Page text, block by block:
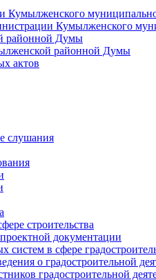
Кумылженского
Кумылженского
районной Думы
районной Думы
актов
слушания
строительства
документации
в сфере
о градостроительной
градостроительной